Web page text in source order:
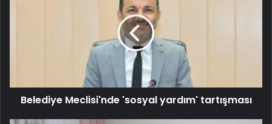
Belediye Meclisi'nde 'sosyal yardım' tartışması